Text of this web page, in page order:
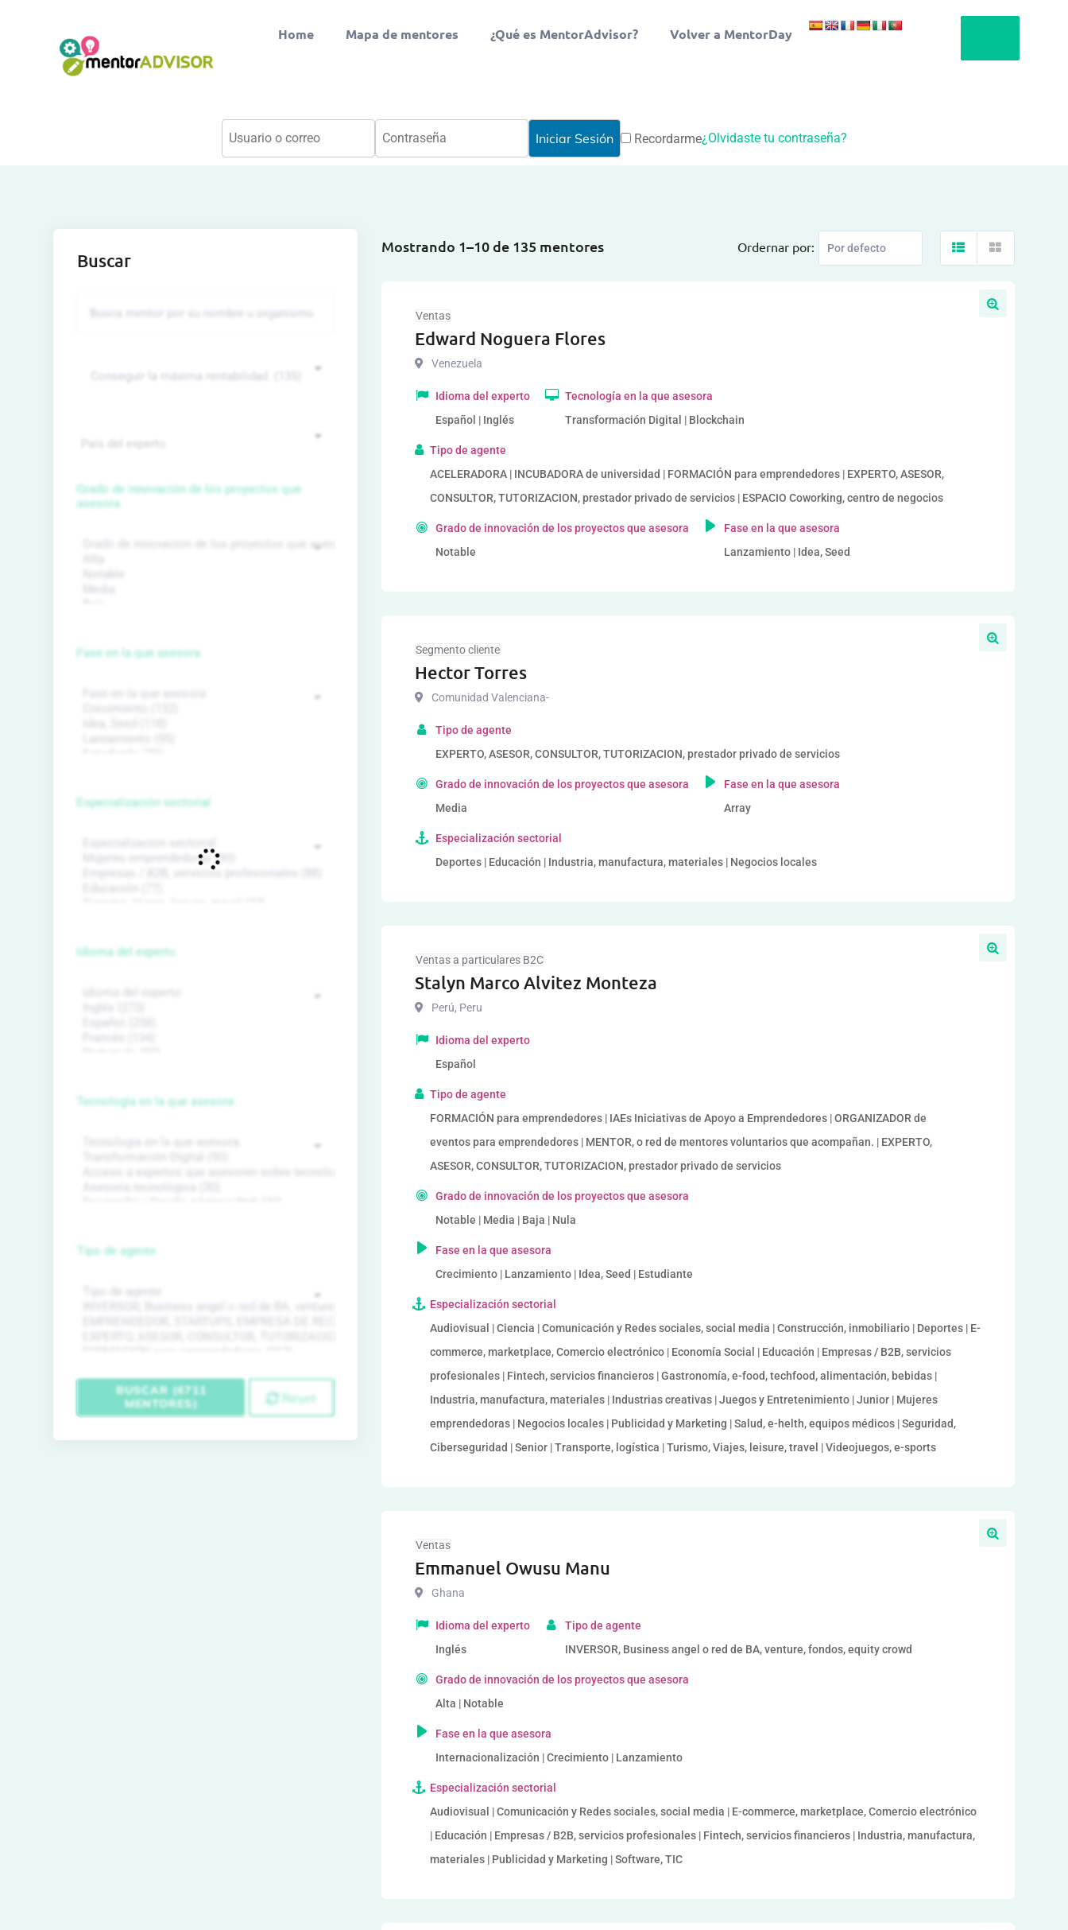
Home Mapa de mentores ¿Qué es MentorAdvisor? Volver a MentorDay
Recordarme¿Olvidaste tu contraseña?
Mostrando 1–10 de 135 mentores Ordernar por:
Ventas
Edward Noguera Flores
Venezuela
Idioma del experto
Español | Inglés
Tecnología en la que asesora
Transformación Digital | Blockchain
Tipo de agente
ACELERADORA | INCUBADORA de universidad | FORMACIÓN para emprendedores | EXPERTO, ASESOR,
CONSULTOR, TUTORIZACION, prestador privado de servicios | ESPACIO Coworking, centro de negocios
Grado de innovación de los proyectos que asesora
Notable
Fase en la que asesora
Lanzamiento | Idea, Seed
Segmento cliente
Hector Torres
Comunidad Valenciana-
Tipo de agente
EXPERTO, ASESOR, CONSULTOR, TUTORIZACION, prestador privado de servicios
Grado de innovación de los proyectos que asesora
Media
Fase en la que asesora
Array
Especialización sectorial
Deportes | Educación | Industria, manufactura, materiales | Negocios locales
Ventas a particulares B2C
Stalyn Marco Alvitez Monteza
Perú, Peru
Idioma del experto
Español
Tipo de agente
FORMACIÓN para emprendedores | IAEs Iniciativas de Apoyo a Emprendedores | ORGANIZADOR de
eventos para emprendedores | MENTOR, o red de mentores voluntarios que acompañan. | EXPERTO,
ASESOR, CONSULTOR, TUTORIZACION, prestador privado de servicios
Grado de innovación de los proyectos que asesora
Notable | Media | Baja | Nula
Fase en la que asesora
Crecimiento | Lanzamiento | Idea, Seed | Estudiante
Especialización sectorial
Audiovisual | Ciencia | Comunicación y Redes sociales, social media | Construcción, inmobiliario | Deportes | E-
commerce, marketplace, Comercio electrónico | Economía Social | Educación | Empresas / B2B, servicios
profesionales | Fintech, servicios financieros | Gastronomía, e-food, techfood, alimentación, bebidas |
Industria, manufactura, materiales | Industrias creativas | Juegos y Entretenimiento | Junior | Mujeres
emprendedoras | Negocios locales | Publicidad y Marketing | Salud, e-helth, equipos médicos | Seguridad,
Ciberseguridad | Senior | Transporte, logística | Turismo, Viajes, leisure, travel | Videojuegos, e-sports
Ventas
Emmanuel Owusu Manu
Ghana
Idioma del experto
Inglés
Tipo de agente
INVERSOR, Business angel o red de BA, venture, fondos, equity crowd
Grado de innovación de los proyectos que asesora
Alta | Notable
Fase en la que asesora
Internacionalización | Crecimiento | Lanzamiento
Especialización sectorial
Audiovisual | Comunicación y Redes sociales, social media | E-commerce, marketplace, Comercio electrónico
| Educación | Empresas / B2B, servicios profesionales | Fintech, servicios financieros | Industria, manufactura,
materiales | Publicidad y Marketing | Software, TIC
Buscar
Grado de innovación de los proyectos que
asesora
Fase en la que asesora
Especialización sectorial
Idioma del experto
Tecnología en la que asesora
Tipo de agente
BUSCAR (6711
MENTORES)
Reset